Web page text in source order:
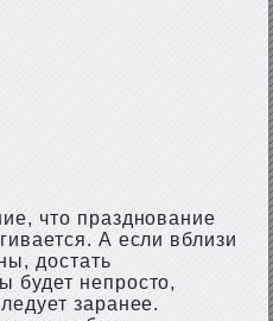
что празднование
А если вблизи
достать
будет непросто,
заранее.